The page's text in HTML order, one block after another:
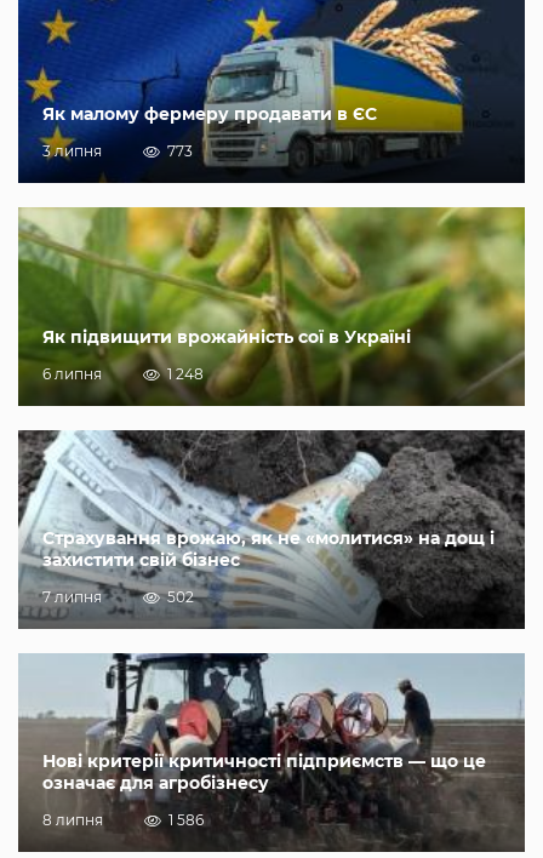
Як малому фермеру продавати в ЄС
3 липня 773
Як підвищити врожайність сої в Україні
6 липня 1 248
Страхування врожаю, як не «молитися» на дощ і
захистити свій бізнес
7 липня 502
Нові критерії критичності підприємств — що це
означає для агробізнесу
8 липня 1 586